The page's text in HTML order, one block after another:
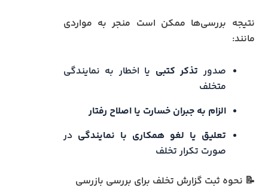
نتیجه بررسی‌ها ممکن است منجر به مواردی
مانند:
صدور تذکر کتبی یا اخطار به نمایندگی
متخلف
الزام به جبران خسارت یا اصلاح رفتار
تعلیق یا لغو همکاری با نمایندگی در
صورت تکرار تخلف
📝 نحوه ثبت گزارش تخلف برای بررسی بازرسی